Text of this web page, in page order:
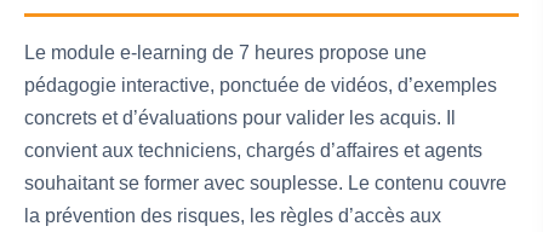
Le module e-learning de 7 heures propose une
pédagogie interactive, ponctuée de vidéos, d’exemples
concrets et d’évaluations pour valider les acquis. Il
convient aux techniciens, chargés d’affaires et agents
souhaitant se former avec souplesse. Le contenu couvre
la prévention des risques, les règles d’accès aux